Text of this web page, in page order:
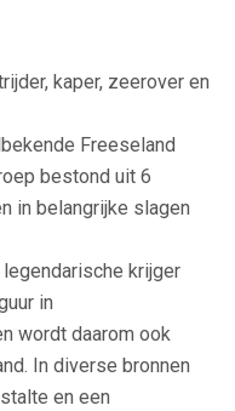
kaper, zeerover en
Freeseland
bestond uit 6
in belangrijke slagen
krijger
in
wordt daarom ook
In diverse bronnen
en een